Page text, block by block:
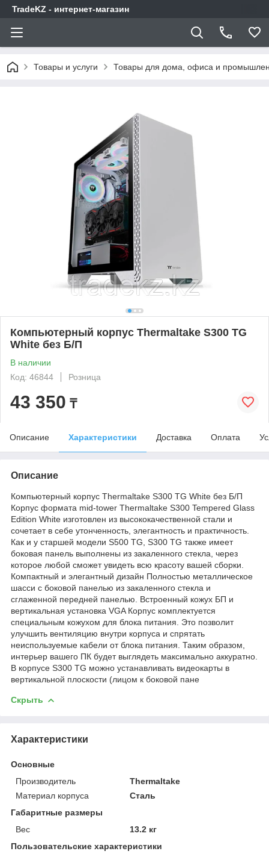
TradeKZ - интернет-магазин
Товары и услуги Товары для дома, офиса и
Компьютерный корпус Thermaltake S300 TG
White без Б/П
В наличии
Код: 46844
Розница
43 350 ₸
Описание Характеристики Доставка Оплата
Описание
Компьютерный корпус Thermaltake S300 TG White без Б/П
Корпус формата mid-tower Thermaltake S300 Tempered Glass
Edition White изготовлен из высококачественной стали и
сочетает в себе утонченность, элегантность и практичность.
Как и у старшей модели S500 TG, S300 TG также имеет
боковая панель выполнены из закаленного стекла, через
которое любой сможет увидеть всю красоту вашей сборки.
Компактный и элегантный дизайн Полностью металлическое
шасси с боковой панелью из закаленного стекла и
сглаженной передней панелью. Встроенный кожух БП и
вертикальная установка VGA Корпус комплектуется
специальным кожухом для блока питания. Это позволит
улучшить вентиляцию внутри корпуса и спрятать
неиспользуемые кабели от блока питания. Таким образом,
интерьер вашего ПК будет выглядеть максимально аккуратно.
В корпусе S300 TG можно устанавливать видеокарты в
вертикальной плоскости (лицом к боковой пане
Скрыть
Характеристики
Основные
Производитель
Thermaltake
Материал корпуса
Сталь
Габаритные размеры
Вес
13.2 кг
Пользовательские характеристики